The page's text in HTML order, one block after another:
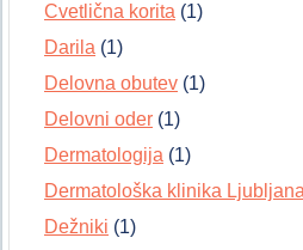
Cvetlična korita (1)
Darila (1)
Delovna obutev (1)
Delovni oder (1)
Dermatologija (1)
Dermatološka klinika
Dežniki (1)